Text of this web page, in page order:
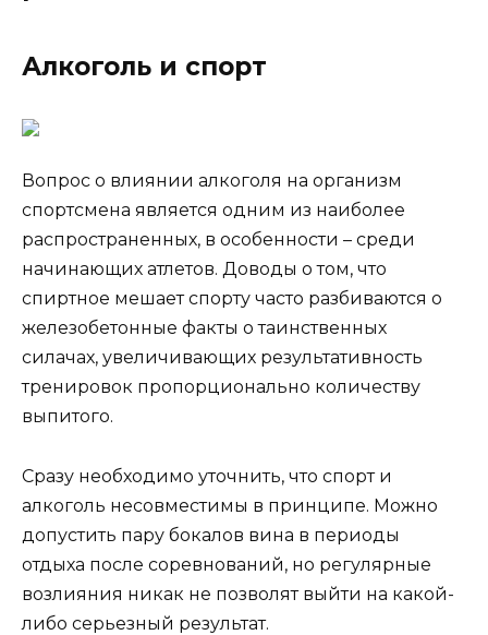
Алкоголь и спорт
Вопрос о влиянии алкоголя на организм
спортсмена является одним из наиболее
распространенных, в особенности – среди
начинающих атлетов. Доводы о том, что
спиртное мешает спорту часто разбиваются о
железобетонные факты о таинственных
силачах, увеличивающих результативность
тренировок пропорционально количеству
выпитого.
Сразу необходимо уточнить, что спорт и
алкоголь несовместимы в принципе. Можно
допустить пару бокалов вина в периоды
отдыха после соревнований, но регулярные
возлияния никак не позволят выйти на какой-
либо серьезный результат.